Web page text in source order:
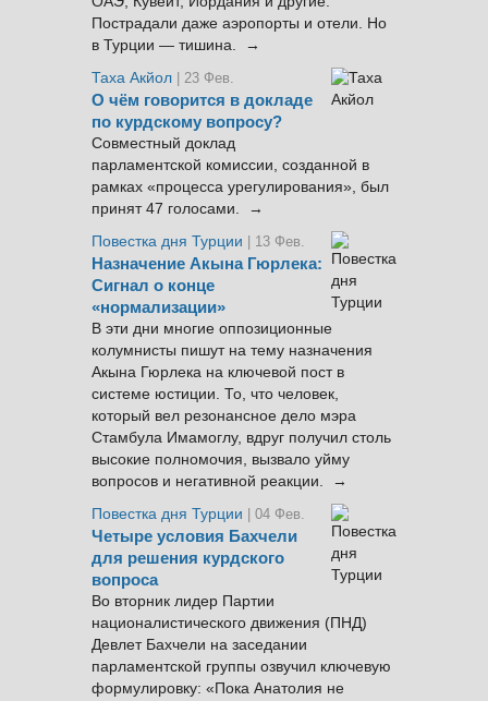
Пострадали даже аэропорты и отели. Но
в Турции — тишина. →
Таха Акйол | 23 Фев.
О чём говорится в докладе
по курдскому вопросу?
Совместный доклад
парламентской комиссии, созданной в
рамках «процесса урегулирования», был
принят 47 голосами. →
Повестка дня Турции
| 13 Фев.
Назначение Акына Гюрлека:
Сигнал о конце
«нормализации»
В эти дни многие оппозиционные
колумнисты пишут на тему назначения
Акына Гюрлека на ключевой пост в
системе юстиции. То, что человек,
который вел резонансное дело мэра
Стамбула Имамоглу, вдруг получил столь
высокие полномочия, вызвало уйму
вопросов и негативной реакции. →
Повестка дня Турции
| 04 Фев.
Четыре условия Бахчели
для решения курдского
вопроса
Во вторник лидер Партии
националистического движения (ПНД)
Девлет Бахчели на заседании
парламентской группы озвучил ключевую
формулировку: «Пока Анатолия не